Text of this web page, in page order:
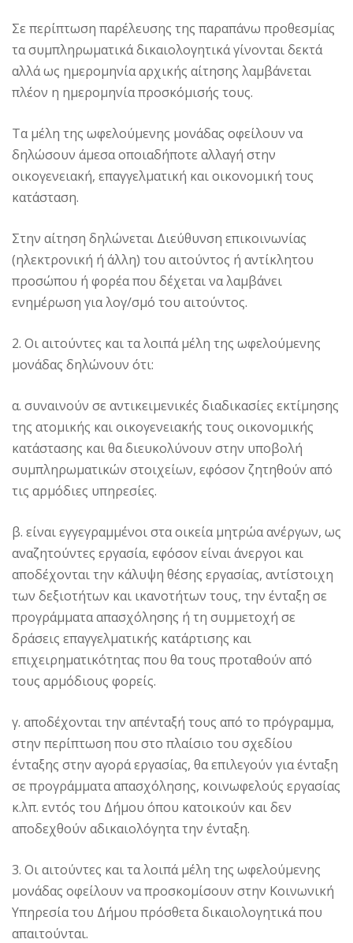
Σε περίπτωση παρέλευσης της παραπάνω προθεσμίας
τα συμπληρωματικά δικαιολογητικά γίνονται δεκτά
αλλά ως ημερομηνία αρχικής αίτησης λαμβάνεται
πλέον η ημερομηνία προσκόμισής τους.
Τα μέλη της ωφελούμενης μονάδας οφείλουν να
δηλώσουν άμεσα οποιαδήποτε αλλαγή στην
οικογενειακή, επαγγελματική και οικονομική τους
κατάσταση.
Στην αίτηση δηλώνεται Διεύθυνση επικοινωνίας
(ηλεκτρονική ή άλλη) του αιτούντος ή αντίκλητου
προσώπου ή φορέα που δέχεται να λαμβάνει
ενημέρωση για λογ/σμό του αιτούντος.
2. Οι αιτούντες και τα λοιπά μέλη της ωφελούμενης
μονάδας δηλώνουν ότι:
α. συναινούν σε αντικειμενικές διαδικασίες εκτίμησης
της ατομικής και οικογενειακής τους οικονομικής
κατάστασης και θα διευκολύνουν στην υποβολή
συμπληρωματικών στοιχείων, εφόσον ζητηθούν από
τις αρμόδιες υπηρεσίες.
β. είναι εγγεγραμμένοι στα οικεία μητρώα ανέργων, ως
αναζητούντες εργασία, εφόσον είναι άνεργοι και
αποδέχονται την κάλυψη θέσης εργασίας, αντίστοιχη
των δεξιοτήτων και ικανοτήτων τους, την ένταξη σε
προγράμματα απασχόλησης ή τη συμμετοχή σε
δράσεις επαγγελματικής κατάρτισης και
επιχειρηματικότητας που θα τους προταθούν από
τους αρμόδιους φορείς.
γ. αποδέχονται την απένταξή τους από το πρόγραμμα,
στην περίπτωση που στο πλαίσιο του σχεδίου
ένταξης στην αγορά εργασίας, θα επιλεγούν για ένταξη
σε προγράμματα απασχόλησης, κοινωφελούς εργασίας
κ.λπ. εντός του Δήμου όπου κατοικούν και δεν
αποδεχθούν αδικαιολόγητα την ένταξη.
3. Οι αιτούντες και τα λοιπά μέλη της ωφελούμενης
μονάδας οφείλουν να προσκομίσουν στην Κοινωνική
Υπηρεσία του Δήμου πρόσθετα δικαιολογητικά που
απαιτούνται.